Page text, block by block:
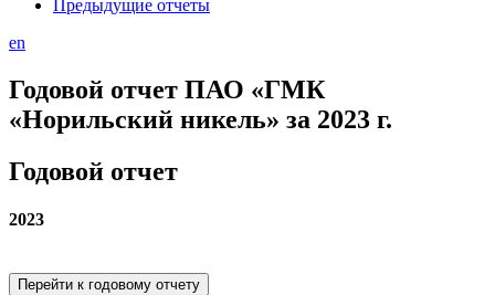
Предыдущие отчеты
en
Годовой отчет ПАО «ГМК
«Норильский никель» за 2023 г.
Годовой отчет
2023
Перейти к годовому отчету